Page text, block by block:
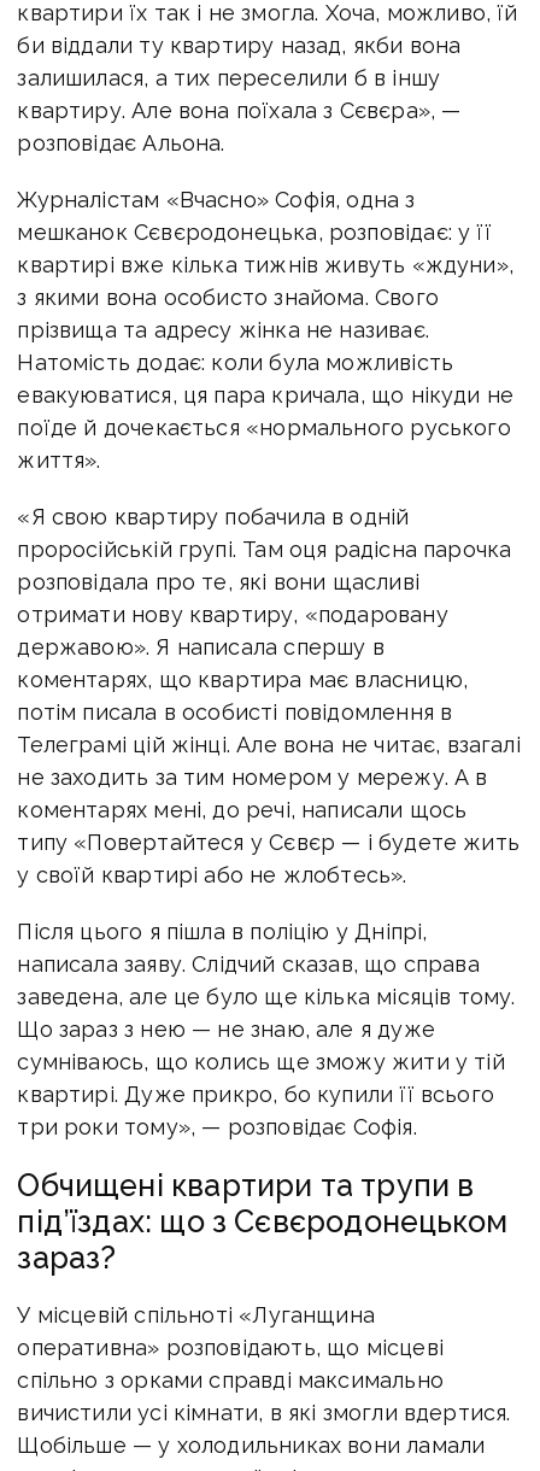
квартири їх так і не змогла. Хоча, можливо, їй
би віддали ту квартиру назад, якби вона
залишилася, а тих переселили б в іншу
квартиру. Але вона поїхала з Сєвєра», —
розповідає Альона.
Журналістам «Вчасно» Софія, одна з
мешканок Сєвєродонецька, розповідає: у її
квартирі вже кілька тижнів живуть «ждуни»,
з якими вона особисто знайома. Свого
прізвища та адресу жінка не називає.
Натомість додає: коли була можливість
евакуюватися, ця пара кричала, що нікуди не
поїде й дочекається «нормального руського
життя».
«Я свою квартиру побачила в одній
проросійській групі. Там оця радісна парочка
розповідала про те, які вони щасливі
отримати нову квартиру, «подаровану
державою». Я написала спершу в
коментарях, що квартира має власницю,
потім писала в особисті повідомлення в
Телеграмі цій жінці. Але вона не читає, взагалі
не заходить за тим номером у мережу. А в
коментарях мені, до речі, написали щось
типу «Повертайтеся у Сєвєр — і будете жить
у своїй квартирі або не жлобтесь».
Після цього я пішла в поліцію у Дніпрі,
написала заяву. Слідчий сказав, що справа
заведена, але це було ще кілька місяців тому.
Що зараз з нею — не знаю, але я дуже
сумніваюсь, що колись ще зможу жити у тій
квартирі. Дуже прикро, бо купили її всього
три роки тому», — розповідає Софія.
Обчищені квартири та трупи в
під’їздах: що з Сєвєродонецьком
зараз?
У місцевій спільноті «Луганщина
оперативна» розповідають, що місцеві
спільно з орками справді максимально
вичистили усі кімнати, в які змогли вдертися.
Щобільше — у холодильниках вони ламали